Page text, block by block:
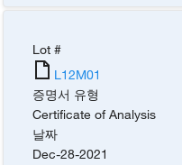
Lot #
L12M01
증명서 유형
Certificate of Analysis
날짜
Dec-28-2021